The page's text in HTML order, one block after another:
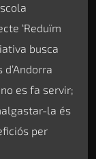
‘Reduïm
busca
es fa servir;
la és
per